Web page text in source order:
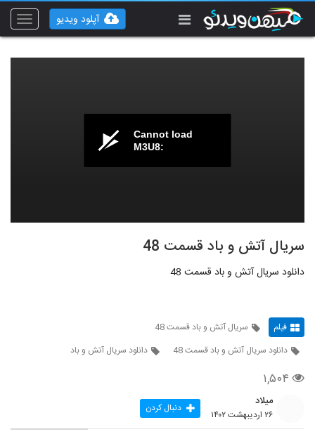
Toggle
آپلود ویدیو
Cannot load
M3U8:
سریال آتش و باد قسمت 48
دانلود سریال آتش و باد قسمت 48
فیلم
سریال آتش و باد قسمت 48
دانلود سریال آتش و باد قسمت 48
دانلود سریال آتش و باد
۱,۵۰۴
میلاد
۲۶ اردیبهشت ۱۴۰۲ دنبال کردن